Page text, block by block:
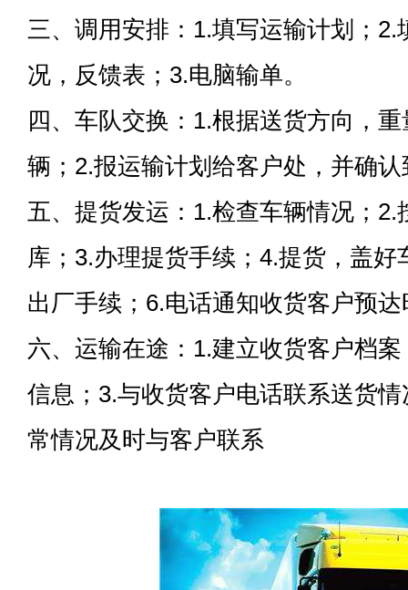
三、调用安排：1.填写运输计划；
况，反馈表；3.电脑输单。
四、车队交换：1.根据送货方向，
辆；2.报运输计划给客户处，并确
五、提货发运：1.检查车辆情况；2.
库；3.办理提货手续；4.提货，盖
出厂手续；6.电话通知收货客户预
六、运输在途：1.建立收货客户档
信息；3.与收货客户电话联系送货
常情况及时与客户联系